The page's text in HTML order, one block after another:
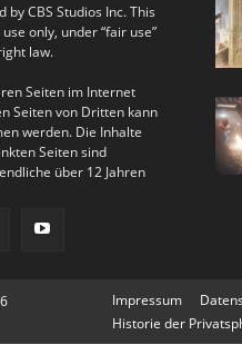
CBS Studios Inc. This
only, under “fair use”
law.
Seiten im Internet
Seiten von Dritten kann
werden. Die Inhalte
Seiten sind
über 12 Jahren
Impressum
Historie der